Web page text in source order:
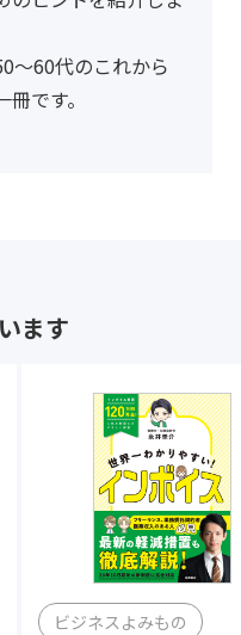
～60代のこれから
です。
ます
ビジネスよみもの